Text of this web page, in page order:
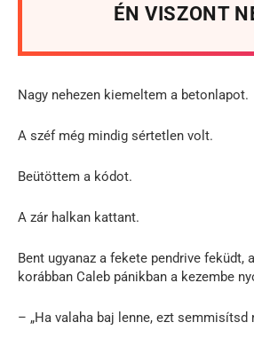
ÉN VISZONT
Nagy nehezen kiemeltem a betonlapot.
A széf még mindig sértetlen volt.
Beütöttem a kódot.
A zár halkan kattant.
Bent ugyanaz a fekete pendrive feküdt,
korábban Caleb pánikban a kezembe
– „Ha valaha baj lenne, ezt semmisítsd